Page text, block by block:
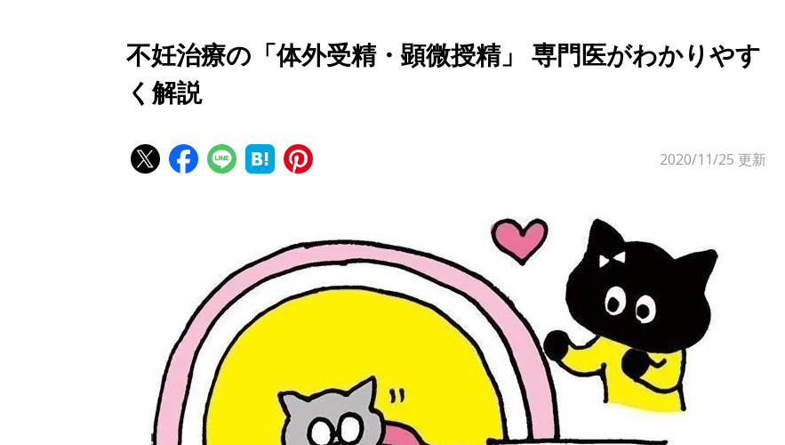
不妊治療の「体外受精・顕微授精」 専門医がわかりやす
く解説
2020/11/25 更新